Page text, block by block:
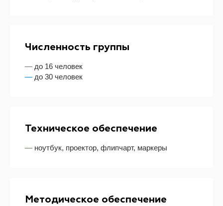
Численность группы
— до 16 человек
— до 30 человек
Техническое обеспечение
— ноутбук, проектор, флипчарт, маркеры
Методическое обеспечение